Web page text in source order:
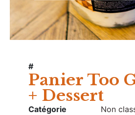
#
Panier Too
+ Dessert
Catégorie Non